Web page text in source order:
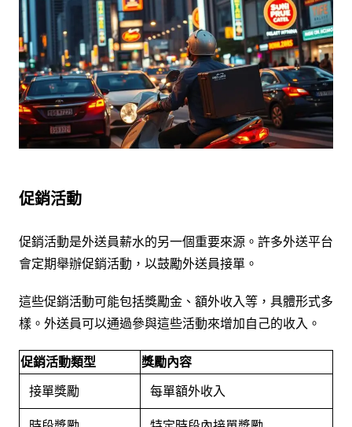
促銷活動
促銷活動是外送員薪水的另一個重要來源。許多外送平台
會定期舉辦促銷活動，以鼓勵外送員接單。
這些促銷活動可能包括獎勵金、額外收入等，具體形式多
樣。外送員可以通過參與這些活動來增加自己的收入。
促銷活動類型
獎勵內容
接單獎勵
每單額外收入